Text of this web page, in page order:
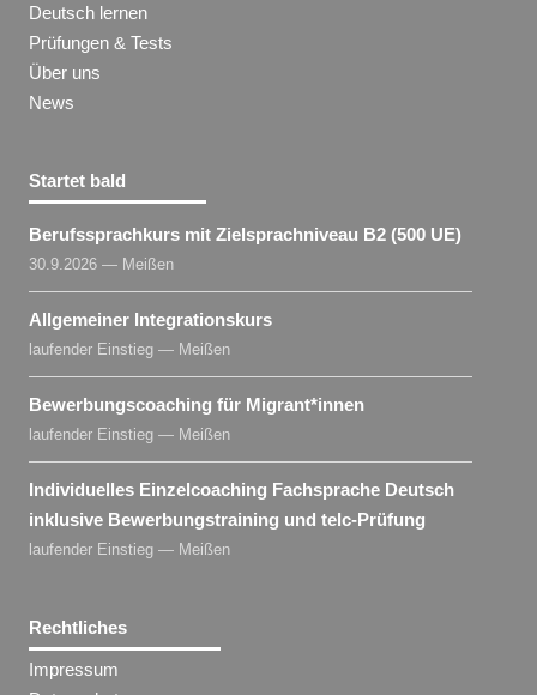
Deutsch lernen
Prüfungen & Tests
Über uns
News
Startet bald
Berufssprachkurs mit Zielsprachniveau B2 (500 UE)
30.9.2026 — Meißen
Allgemeiner Integrationskurs
laufender Einstieg — Meißen
Bewerbungscoaching für Migrant​*innen
laufender Einstieg — Meißen
Individuelles Einzelcoaching Fachsprache Deutsch
inklusive Bewerbungstraining und telc-Prüfung
laufender Einstieg — Meißen
Rechtliches
Impressum